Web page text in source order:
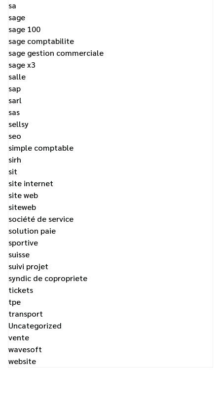
sa
sage
sage 100
sage comptabilite
sage gestion commerciale
sage x3
salle
sap
sarl
sas
sellsy
seo
simple comptable
sirh
sit
site internet
site web
siteweb
société de service
solution paie
sportive
suisse
suivi projet
syndic de copropriete
tickets
tpe
transport
Uncategorized
vente
wavesoft
website